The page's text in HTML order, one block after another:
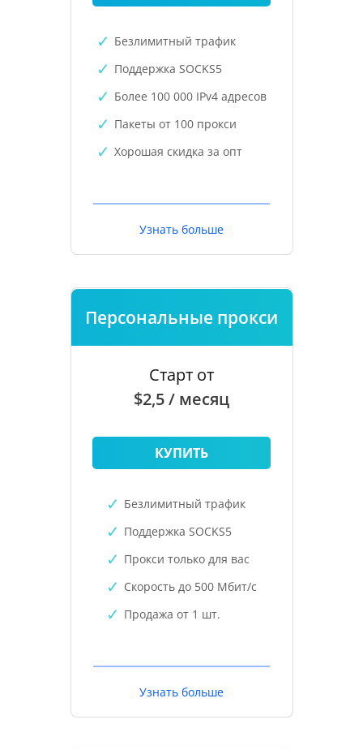
Безлимитный трафик
Поддержка SOCKS5
Более 100 000 IPv4 адресов
Пакеты от 100 прокси
Хорошая скидка за опт
Узнать больше
Персональные прокси
Старт от
$2,5 / месяц
КУПИТЬ
Безлимитный трафик
Поддержка SOCKS5
Прокси только для вас
Скорость до 500 Мбит/с
Продажа от 1 шт.
Узнать больше